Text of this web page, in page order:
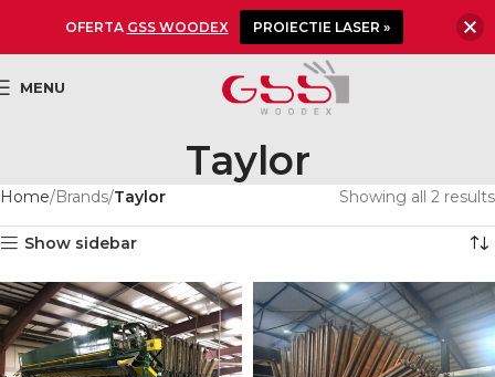
MENU
Taylor
Home Brands Taylor Showing all 2 results
Show sidebar
OFERTA GSS WOODEX PROIECTIE LASER »